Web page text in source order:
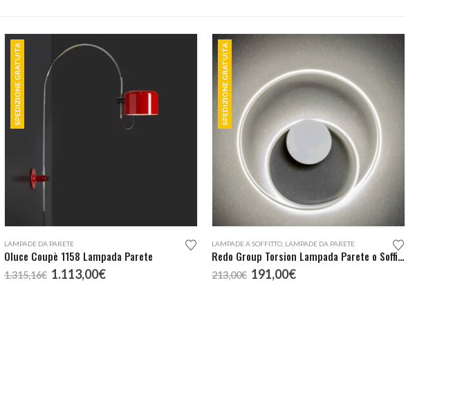
SPEDIZIONE GRATUITA
Questo prodotto ha più varianti. Le opzioni possono essere scelte nella pagina del prodotto
LAMPADE DA PARETE
Oluce Coupè 1158 Lampada Parete
1.315,16€ Il
prezzo
1.113,00€Il
SPEDIZIONE GRATUITA
LAMPADE A SOFFITTO LAMPADE DA PARETE
Redo Group Torsion Lampada Parete o Soffitto LED
213,00€ Il
prezzo
191,00€Il